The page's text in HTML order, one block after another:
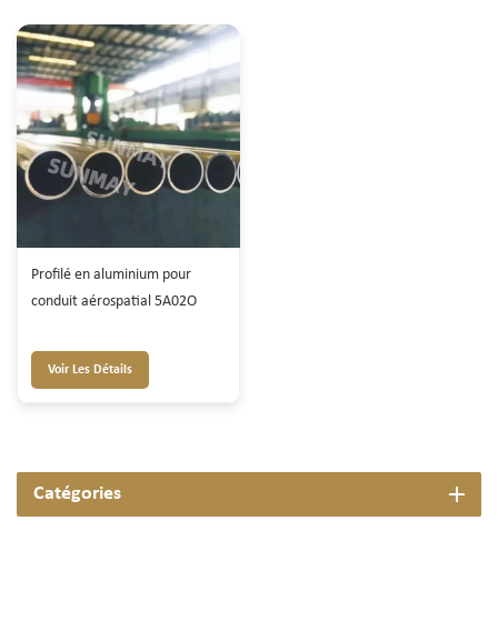
Profilé en aluminium pour
conduit aérospatial 5A02O
Voir Les Détails
Catégories